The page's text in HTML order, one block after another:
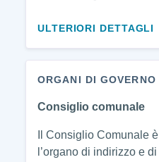
ULTERIORI DETTAGLI
ORGANI DI GOVERNO
Consiglio comunale
Il Consiglio Comunale è
l’organo di indirizzo e di